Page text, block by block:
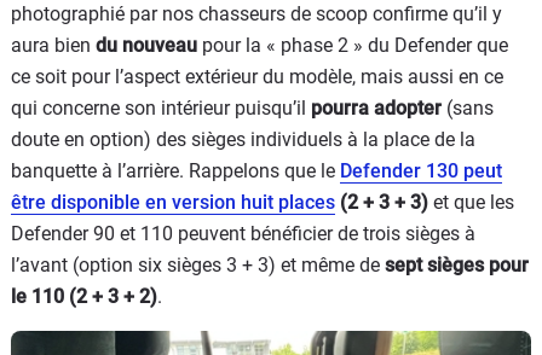
photographié par nos chasseurs de scoop confirme qu’il y
aura bien du nouveau pour la « phase 2 » du Defender que
ce soit pour l’aspect extérieur du modèle, mais aussi en ce
qui concerne son intérieur puisqu’il pourra adopter (sans
doute en option) des sièges individuels à la place de la
banquette à l’arrière. Rappelons que le Defender 130 peut
être disponible en version huit places (2 + 3 + 3) et que les
Defender 90 et 110 peuvent bénéficier de trois sièges à
l’avant (option six sièges 3 + 3) et même de sept sièges pour
le 110 (2 + 3 + 2).